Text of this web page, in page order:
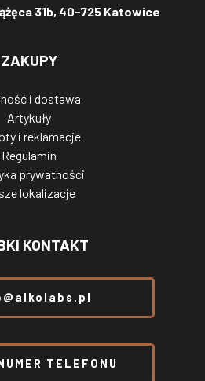
31b, 40-725 Katowice
ZAKUPY
i dostawa
Artykuły
i reklamacje
Regulamin
prywatności
lokalizacje
KONTAKT
TELEFONU